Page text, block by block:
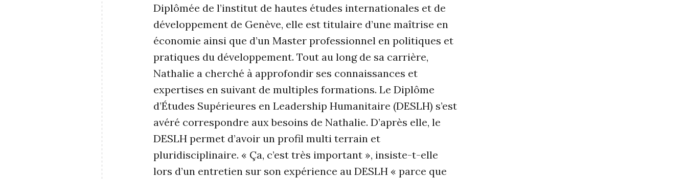
Diplômée de l’institut de hautes études internationales et de
développement de Genève, elle est titulaire d’une maîtrise en
économie ainsi que d’un Master professionnel en politiques et
pratiques du développement. Tout au long de sa carrière,
Nathalie a cherché à approfondir ses connaissances et
expertises en suivant de multiples formations. Le Diplôme
d’Études Supérieures en Leadership Humanitaire (DESLH) s’est
avéré correspondre aux besoins de Nathalie. D’après elle, le
DESLH permet d’avoir un profil multi terrain et
pluridisciplinaire. « Ça, c’est très important », insiste-t-elle
lors d’un entretien sur son expérience au DESLH « parce que